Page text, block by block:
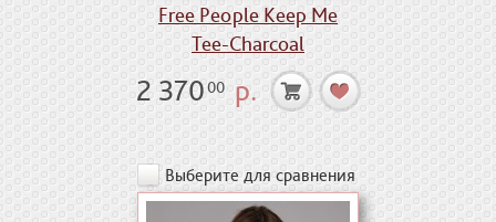
Free People Keep Me
Tee-Charcoal
2 37000 р.
Выберите для сравнения